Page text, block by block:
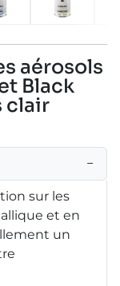
aérosols
Black
clair
−
sur les
et en
un